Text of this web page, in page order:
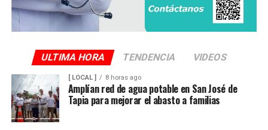
ULTIMA HORA TENDENCIA VIDEOS
[ LOCAL ] 8 horas ago
Amplían red de agua potable en San José de
Tapia para mejorar el abasto a familias